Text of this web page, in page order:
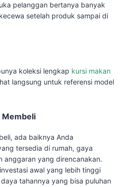
pelanggan bertanya banyak
setelah produk sampai di
koleksi lengkap kursi makan
langsung untuk referensi model
Membeli
ada baiknya Anda
tersedia di rumah, gaya
anggaran yang direncanakan.
awal yang lebih tinggi
tahannya yang bisa puluhan